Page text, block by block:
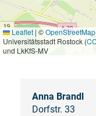
Leaflet | ©OpenStreetMap
Universitätsstadt Rostock (
und LkKfS-MV
Anna Brandl
Dorfstr. 33